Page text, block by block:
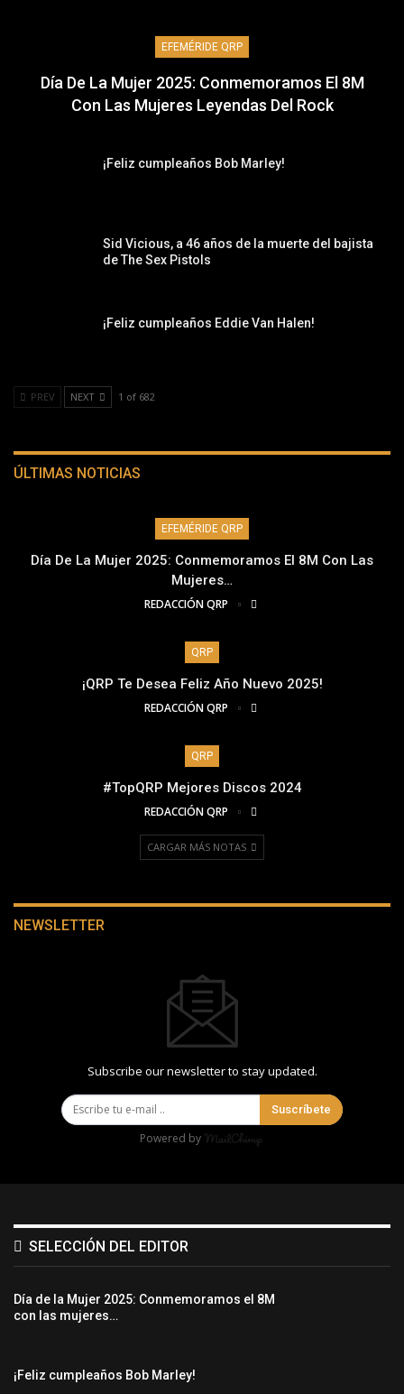
EFEMÉRIDE QRP
Día De La Mujer 2025: Conmemoramos El 8M
Con Las Mujeres Leyendas Del Rock
¡Feliz cumpleaños Bob Marley!
Sid Vicious, a 46 años de la muerte del bajista
de The Sex Pistols
¡Feliz cumpleaños Eddie Van Halen!
PREV NEXT 1 of 682
ÚLTIMAS NOTICIAS
EFEMÉRIDE QRP
Día De La Mujer 2025: Conmemoramos El 8M Con Las
Mujeres…
REDACCIÓN QRP
QRP
¡QRP Te Desea Feliz Año Nuevo 2025!
REDACCIÓN QRP
QRP
#TopQRP Mejores Discos 2024
REDACCIÓN QRP
CARGAR MÁS NOTAS
NEWSLETTER
Subscribe our newsletter to stay updated.
Suscríbete
Powered by
SELECCIÓN DEL EDITOR
Día de la Mujer 2025: Conmemoramos el 8M
con las mujeres…
¡Feliz cumpleaños Bob Marley!